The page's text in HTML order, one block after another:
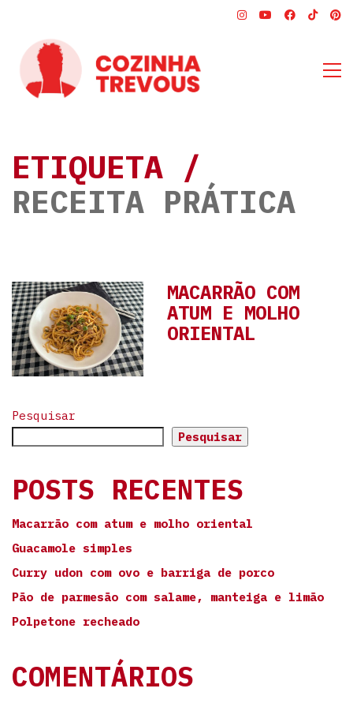
ETIQUETA /
RECEITA PRÁTICA
MACARRÃO COM
ATUM E MOLHO
ORIENTAL
Pesquisar
Pesquisar
POSTS RECENTES
Macarrão com atum e molho oriental
Guacamole simples
Curry udon com ovo e barriga de porco
Pão de parmesão com salame, manteiga e limão
Polpetone recheado
COMENTÁRIOS